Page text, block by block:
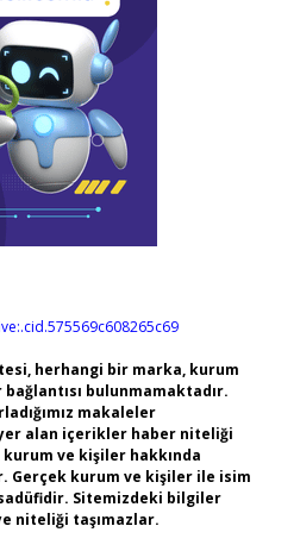
herhangi bir marka, kurum
bulunmamaktadır.
makaleler
alan içerikler haber niteliği
ve kişiler hakkında
Gerçek kurum ve kişiler ile isim
Sitemizdeki bilgiler
niteliği taşımazlar.